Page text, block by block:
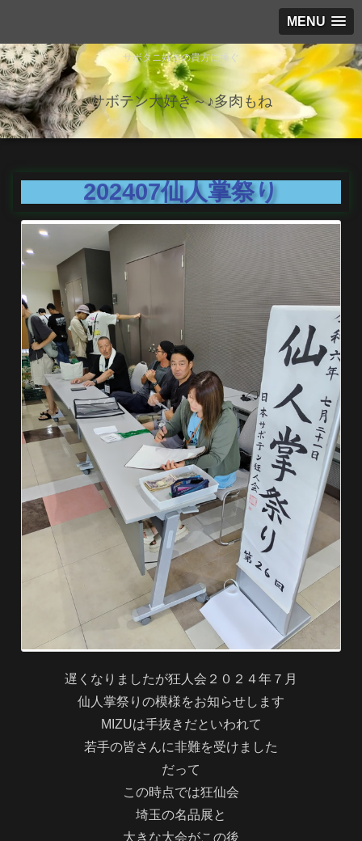
MENU
サボタニ好きの貴方に捧ぐ
サボテン大好き～♪多肉もね
202407仙人掌祭り
遅くなりましたが狂人会２０２４年７月
仙人掌祭りの模様をお知らせします
MIZUは手抜きだといわれて
若手の皆さんに非難を受けました
だって
この時点では狂仙会
埼玉の名品展と
大きな大会がこの後